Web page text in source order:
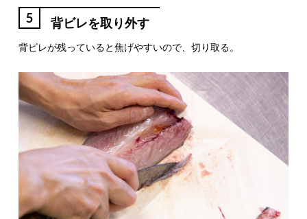
5 背ビレを取り外す
背ビレが残っていると焦げやすいので、切り取る。